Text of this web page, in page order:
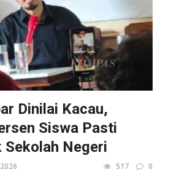
Dinilai Kacau,
Siswa Pasti
Sekolah Negeri
517 0